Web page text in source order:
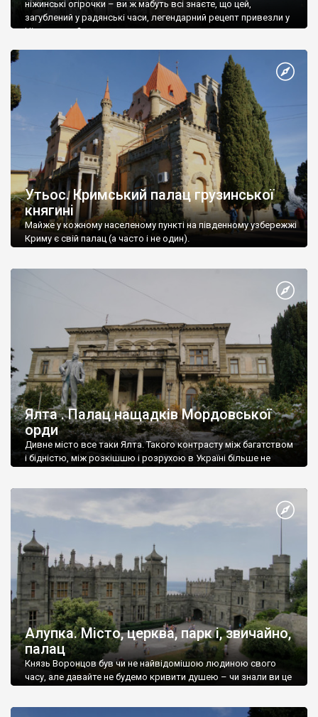
ніжинські огірочки – ви ж мабуть всі знаєте, що цей,
загублений у радянські часи, легендарний рецепт привезли у
Ніжин греки?
Утьос. Кримський палац грузинської
княгині
Майже у кожному населеному пункті на південному узбережжі
Криму є свій палац (а часто і не один).
Ялта . Палац нащадків Мордовської
орди
Дивне місто все таки Ялта. Такого контрасту між багатством
і бідністю, між розкішшю і розрухою в Україні більше не
Алупка. Місто, церква, парк і, звичайно,
палац
Князь Воронцов був чи не найвідомішою людиною свого
часу, але давайте не будемо кривити душею – чи знали ви це